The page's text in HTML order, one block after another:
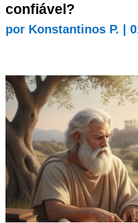
confiável?
por Konstantinos P.